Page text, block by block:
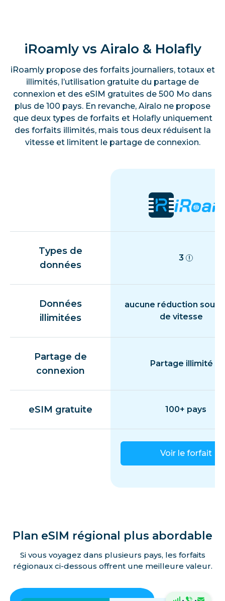
iRoamly vs Airalo & Holafly
iRoamly propose des forfaits journaliers, totaux et
illimités, l’utilisation gratuite du partage de
connexion et des eSIM gratuites de 500 Mo dans
plus de 100 pays. En revanche, Airalo ne propose
que deux types de forfaits et Holafly uniquement
des forfaits illimités, mais tous deux réduisent la
vitesse et limitent le partage de connexion.
Types de
données
3
Données
illimitées
aucune réduction
de vitesse
Partage de
connexion
Partage illimité
eSIM gratuite 100+ pays
Voir le forfait
Plan eSIM régional plus abordable
Si vous voyagez dans plusieurs pays, les forfaits
régionaux ci-dessous offrent une meilleure valeur.